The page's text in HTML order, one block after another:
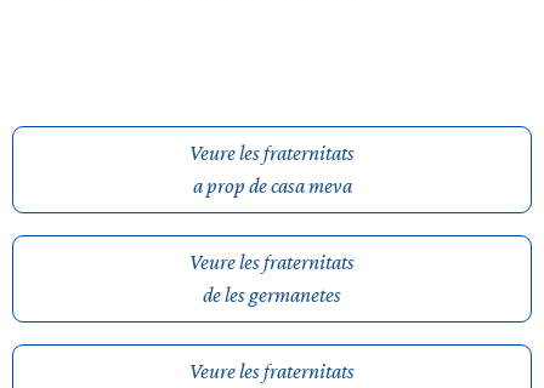
Veure les fraternitats
a prop de casa meva
Veure les fraternitats
de les germanetes
Veure les fraternitats